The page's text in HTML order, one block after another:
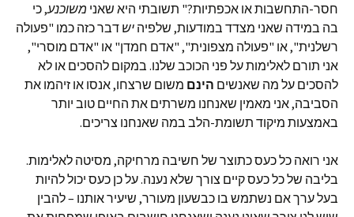
חסר-התחשבות או אכפתיות?" תשובתי היא שאני משוכנע, כי
בה במידה שאני מצדד במודעות, שלפיה יש דבר כזה כמו "פעולה
רשלנית", או "פעולה מצפונית", "אדם חמדן" או "אדם מוסרי",
אני תורם לאלימות על פני הכוכב שלנו. במקום להסכים או לא
להסכים על מה שאנשים הינם משום שרצחו, אנסו או זיהמו את
הסביבה, אני מאמין שאנחנו משרתים את החיים טוב יותר
באמצעות מיקוד תשומת-הלב במה שאנחנו צריכים.
אני רואה כל כעס כתוצר של חשיבה מרחיקה, מסיטה לאלימות.
בליבה של כל כעס קיים צורך שלא נענה. על כן כעס יכול להיות
בעל ערך אם נשתמש בו כבשעון מעורר, שיעיר אותנו – להבין